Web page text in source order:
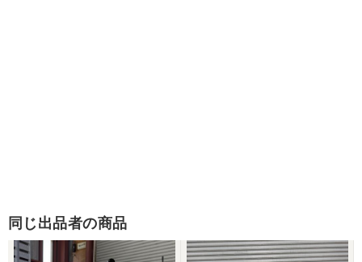
同じ出品者の商品